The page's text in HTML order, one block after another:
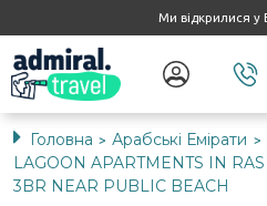
Ми відкрилися у
Головна > Арабські Емірати >
LAGOON APARTMENTS IN
3BR NEAR PUBLIC BEACH